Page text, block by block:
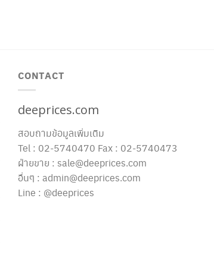
CONTACT
deeprices.com
สอบถามข้อมูลเพิ่มเติม
Tel : 02-5740470 Fax : 02-5740473
ฝ่ายขาย : sale@deeprices.com
อื่นๆ : admin@deeprices.com
Line : @deeprices